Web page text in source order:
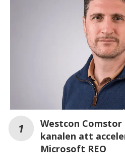
Westcon
kanalen att
Microsoft REO